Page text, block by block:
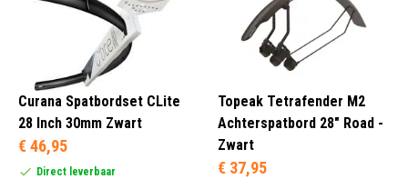
Curana Spatbordset CLite
28 Inch 30mm Zwart
€ 46,95
Direct leverbaar
Topeak Tetrafender M2
Achterspatbord 28" Road -
Zwart
€ 37,95